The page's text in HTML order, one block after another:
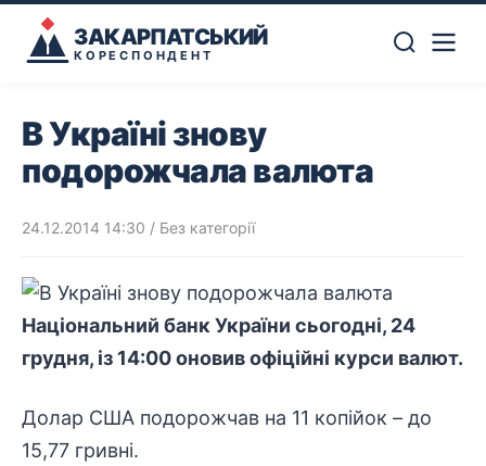
ЗАКАРПАТСЬКИЙ
КОРЕСПОНДЕНТ
В Україні знову
подорожчала валюта
24.12.2014 14:30 / Без категорії
Національний банк України сьогодні, 24
грудня, із 14:00 оновив офіційні курси валют.
Долар США подорожчав на 11 копійок – до
15,77 гривні.